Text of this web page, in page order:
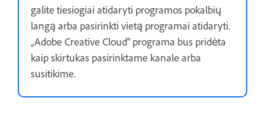
galite tiesiogiai atidaryti programos pokalbių
langą arba pasirinkti vietą programai atidaryti.
„Adobe Creative Cloud“ programa bus pridėta
kaip skirtukas pasirinktame kanale arba
susitikime.